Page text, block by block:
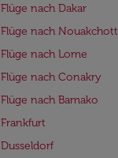
Flüge nach Dakar
Flüge nach Nouakchott
Flüge nach Lome
Flüge nach Conakry
Flüge nach Bamako
Frankfurt
Dusseldorf